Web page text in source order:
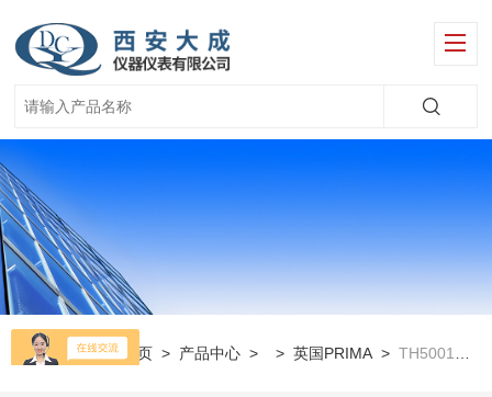
当前位置： 首页 > 产品中心 > >英国PRIMA >TH5001硬度试剂